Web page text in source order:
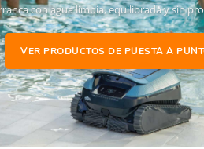
con agua limpia, equilibrada y sin
VER PRODUCTOS DE PUESTA A